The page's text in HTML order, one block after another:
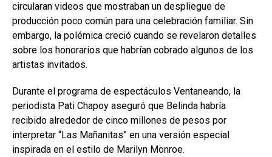
circularan videos que mostraban un despliegue de
producción poco común para una celebración familiar. Sin
embargo, la polémica creció cuando se revelaron detalles
sobre los honorarios que habrían cobrado algunos de los
artistas invitados.
Durante el programa de espectáculos Ventaneando, la
periodista Pati Chapoy aseguró que Belinda habría
recibido alrededor de cinco millones de pesos por
interpretar “Las Mañanitas” en una versión especial
inspirada en el estilo de Marilyn Monroe.